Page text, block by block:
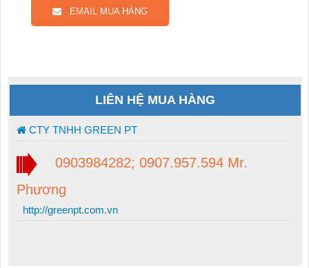
EMAIL MUA HÀNG
LIÊN HỆ MUA HÀNG
CTY TNHH GREEN PT
0903984282; 0907.957.594 Mr.
Phương
http://greenpt.com.vn